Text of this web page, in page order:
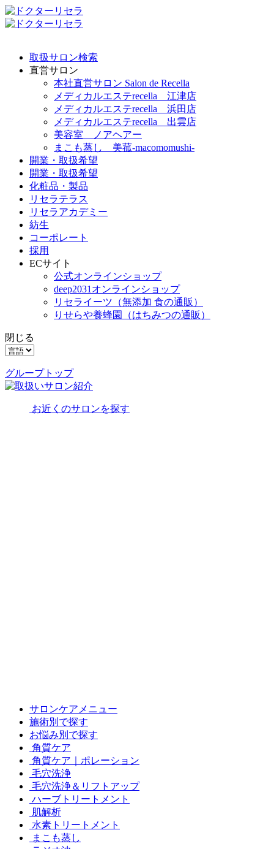
取扱サロン検索
直営サロン
本社直営サロン Salon de Recella
メディカルエステrecella 江津店
メディカルエステrecella 浜田店
メディカルエステrecella 出雲店
美容室 ノアヘアー
まこも蒸し 美菰-macomomushi-
開業・取扱希望
開業・取扱希望
化粧品・製品
リセラテラス
リセラアカデミー
紡生
コーポレート
採用
ECサイト
公式オンラインショップ
deep2031オンラインショップ
リセライーツ （無添加 食の通販）
りせらや養蜂園
（はちみつの通販）
閉じる
グループトップ
お近くのサロンを探す
サロンケアメニュー
施術別で探す
お悩み別で探す
角質ケア
角質ケア｜ポレーション
毛穴洗浄
毛穴洗浄＆リフトアップ
ハーブトリートメント
肌解析
水素トリートメント
まこも蒸し